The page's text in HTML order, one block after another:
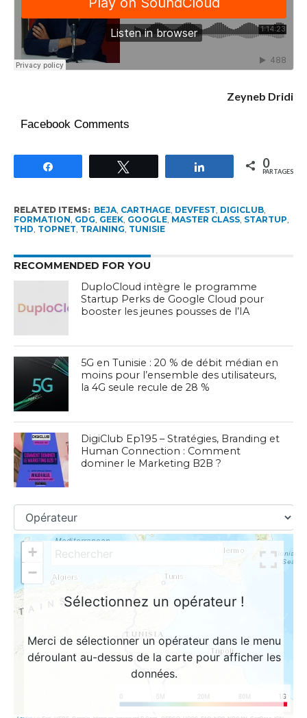
Zeyneb Dridi
Facebook Comments
Partagez 0
PARTAGES
RELATED ITEMS: BEJA, CARTHAGE, DEVFEST, DIGICLUB,
FORMATION, GDG, GEEK, GOOGLE, MASTER CLASS, STARTUP,
THD, TOPNET, TRAINING, TUNISIE
RECOMMENDED FOR YOU
DuploCloud intègre le programme
Startup Perks de Google Cloud pour
booster les jeunes pousses de l’IA
5G en Tunisie : 20 % de débit médian en
moins pour l’ensemble des utilisateurs,
la 4G seule recule de 28 %
DigiClub Ep195 – Stratégies, Branding et
Human Connection : Comment
dominer le Marketing B2B ?